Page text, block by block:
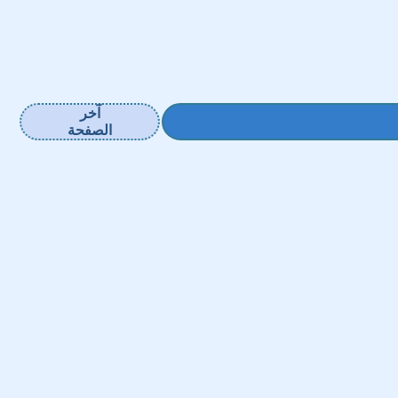
آخر
الصفحة